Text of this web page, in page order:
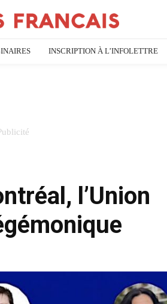
INSCRIPTION À L’INFOLETTRE
l’Union